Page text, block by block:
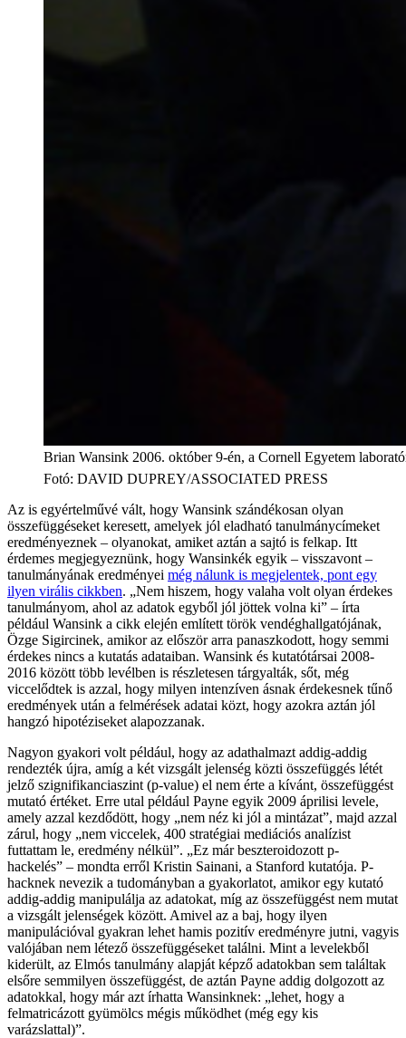
Brian Wansink 2006. október 9-én, a Cornell Egyetem
Fotó: DAVID DUPREY/ASSOCIATED PRESS
Az is egyértelművé vált, hogy Wansink szándékosan olyan
összefüggéseket keresett, amelyek jól eladható tanulmánycímeket
eredményeznek – olyanokat, amiket aztán a sajtó is felkap. Itt
érdemes megjegyeznünk, hogy Wansinkék egyik – visszavont –
tanulmányának eredményei még nálunk is megjelentek, pont egy
ilyen virális cikkben. „Nem hiszem, hogy valaha volt olyan érdekes
tanulmányom, ahol az adatok egyből jól jöttek volna ki” – írta
például Wansink a cikk elején említett török vendéghallgatójának,
Özge Sigircinek, amikor az először arra panaszkodott, hogy semmi
érdekes nincs a kutatás adataiban. Wansink és kutatótársai 2008-
2016 között több levélben is részletesen tárgyalták, sőt, még
viccelődtek is azzal, hogy milyen intenzíven ásnak érdekesnek tűnő
eredmények után a felmérések adatai közt, hogy azokra aztán jól
hangzó hipotéziseket alapozzanak.
Nagyon gyakori volt például, hogy az adathalmazt addig-addig
rendezték újra, amíg a két vizsgált jelenség közti összefüggés létét
jelző szignifikanciaszint (p-value) el nem érte a kívánt, összefüggést
mutató értéket. Erre utal például Payne egyik 2009 áprilisi levele,
amely azzal kezdődött, hogy „nem néz ki jól a mintázat”, majd azzal
zárul, hogy „nem viccelek, 400 stratégiai mediációs analízist
futtattam le, eredmény nélkül”. „Ez már beszteroidozott p-
hackelés” – mondta erről Kristin Sainani, a Stanford kutatója. P-
hacknek nevezik a tudományban a gyakorlatot, amikor egy kutató
addig-addig manipulálja az adatokat, míg az összefüggést nem mutat
a vizsgált jelenségek között. Amivel az a baj, hogy ilyen
manipulációval gyakran lehet hamis pozitív eredményre jutni, vagyis
valójában nem létező összefüggéseket találni. Mint a levelekből
kiderült, az Elmós tanulmány alapját képző adatokban sem találtak
elsőre semmilyen összefüggést, de aztán Payne addig dolgozott az
adatokkal, hogy már azt írhatta Wansinknek: „lehet, hogy a
felmatricázott gyümölcs mégis működhet (még egy kis
varázslattal)”.